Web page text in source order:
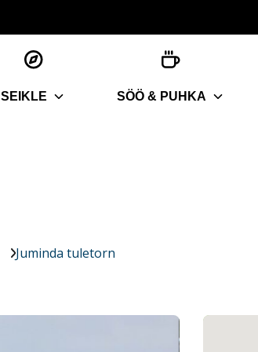
SEIKLE SÖÖ & PUHKA
Juminda tuletorn